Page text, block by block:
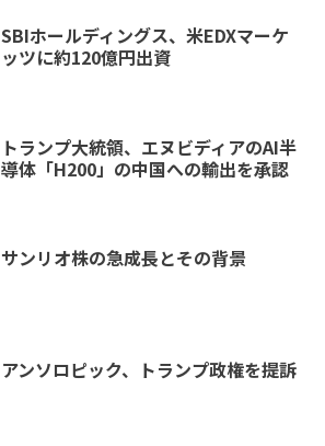
SBIホールディングス、米EDXマーケ
ッツに約120億円出資
トランプ大統領、エヌビディアのAI半
導体「H200」の中国への輸出を承認
サンリオ株の急成長とその背景
アンソロピック、トランプ政権を提訴